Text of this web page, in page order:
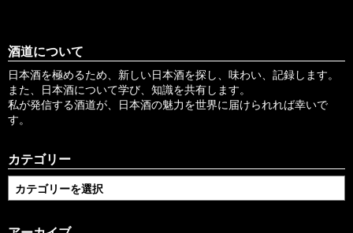
酒道について
日本酒を極めるため、新しい日本酒を探し、味わい、記録します。
また、日本酒について学び、知識を共有します。
私が発信する酒道が、日本酒の魅力を世界に届けられれば幸いで
す。
カテゴリー